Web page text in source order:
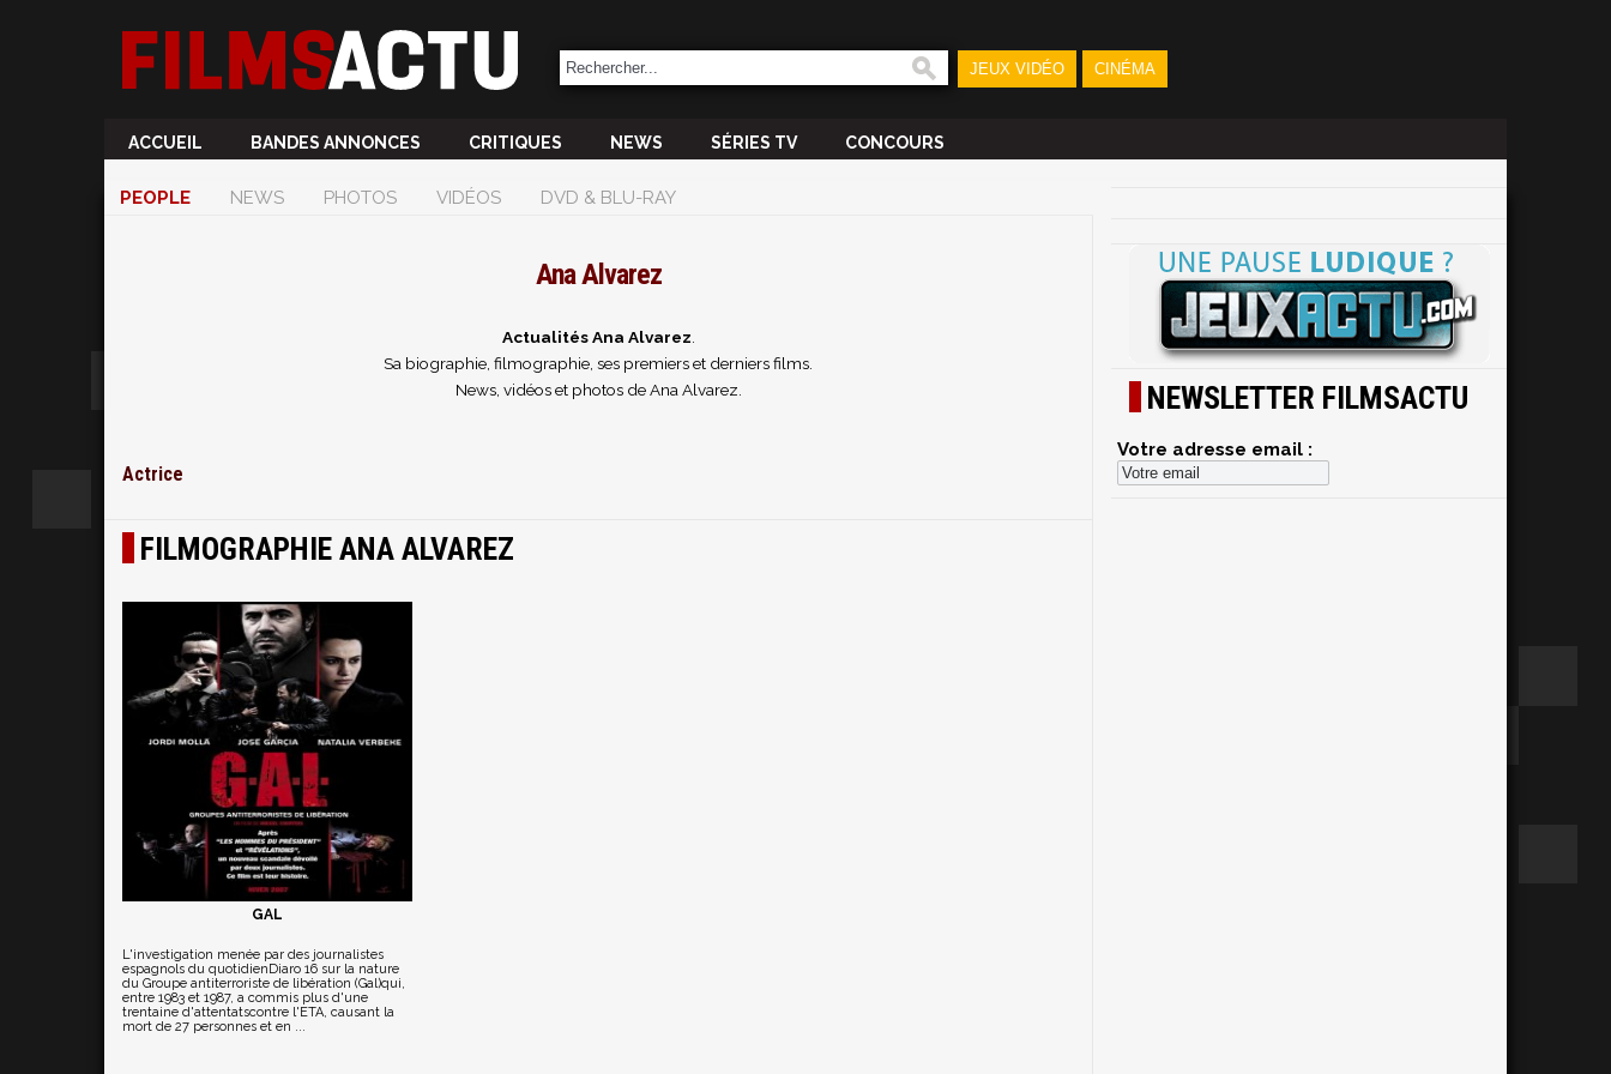
JEUX VIDÉO CINÉMA
ACCUEIL BANDES ANNONCES CRITIQUES NEWS SÉRIES TV CONCOURS
PEOPLE NEWS PHOTOS VIDÉOS DVD & BLU-RAY
Ana Alvarez
Actualités Ana Alvarez
Sa biographie, filmographie, ses premiers et derniers films.
News, vidéos et photos de Ana Alvarez.
Actrice
FILMOGRAPHIE ANA ALVAREZ
GAL
L'investigation menée par des journalistes
espagnols du quotidienDiaro 16 sur la nature
du Groupe antiterroriste de libération (Gal)qui,
entre 1983 et 1987, a commis plus d'une
trentaine d'attentatscontre l'ETA, causant la
mort de 27 personnes et en ...
NEWSLETTER FILMSACTU
Votre adresse email :